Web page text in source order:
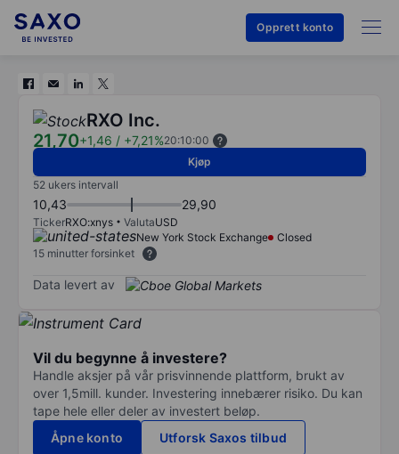
Opprett konto
RXO Inc.
21,70+1,46 / +7,21%20:10:00
Kjøp
52 ukers intervall
10,43 29,90
TickerRXO:xnys ValutaUSD
New York Stock Exchange
Closed
15 minutter forsinket
Data levert av
Vil du begynne å investere?
Handle aksjer på vår prisvinnende plattform, brukt av
over 1,5mill. kunder. Investering innebærer risiko. Du kan
tape hele eller deler av investert beløp.
Åpne konto
Utforsk Saxos tilbud